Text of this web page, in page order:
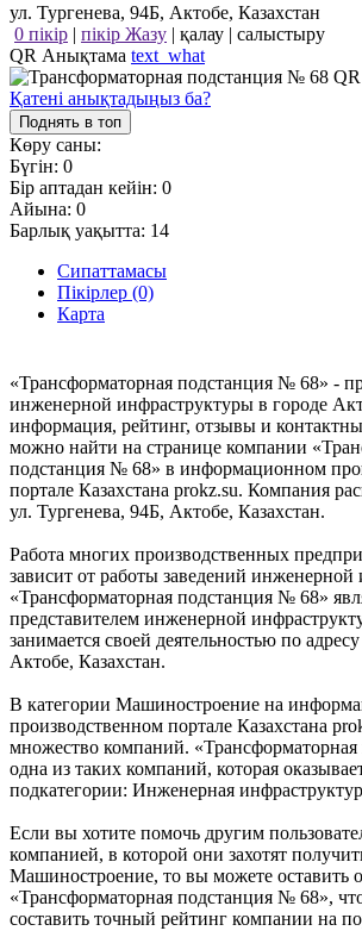
ул. Тургенева, 94Б, Актобе, Казахстан
0 пікір | пікір Жазу | қалау | салыстыру
QR Анықтама text_what
Қатені анықтадыңыз ба?
Поднять в топ
Көру саны:
Бүгін: 0
Бір аптадан кейін: 0
Айына: 0
Барлық уақытта: 14
Сипаттамасы
Пікірлер (0)
Карта
«Трансформаторная подстанция № 68» -
инженерной инфраструктуры в городе
информация, рейтинг, отзывы и
можно найти на странице компании
подстанция № 68» в информационном
портале Казахстана prokz.su. Компания
ул. Тургенева, 94Б, Актобе, Казахстан.
Работа многих производственных
зависит от работы заведений инженерной
«Трансформаторная подстанция № 68»
представителем инженерной
занимается своей деятельностью по
Актобе, Казахстан.
В категории Машиностроение на
производственном портале Казахстана
множество компаний.
одна из таких компаний, которая
подкатегории: Инженерная
Если вы хотите помочь другим
компанией, в которой они захотят
Машиностроение, то вы можете оставить
«Трансформаторная подстанция № 68»,
составить точный рейтинг компании на